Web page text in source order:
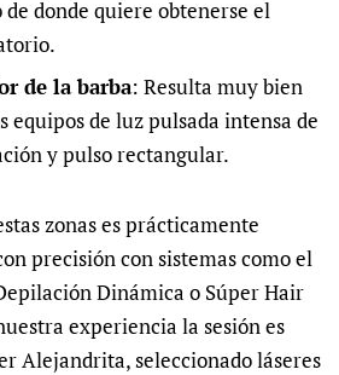
de donde quiere obtenerse el
de la barba: Resulta muy bien
equipos de luz pulsada intensa de
y pulso rectangular.
zonas es prácticamente
precisión con sistemas como el
Dinámica o Súper Hair
experiencia la sesión es
Alejandrita, seleccionado láseres